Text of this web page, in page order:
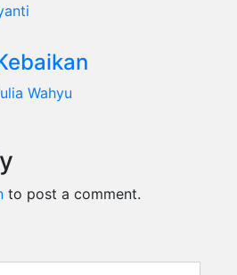
Wahyu
to post a comment.